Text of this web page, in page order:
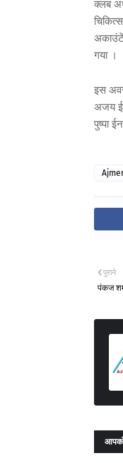
क्लब
गया ।
इस
अजय
पुष्पा
पुराने
पंकज